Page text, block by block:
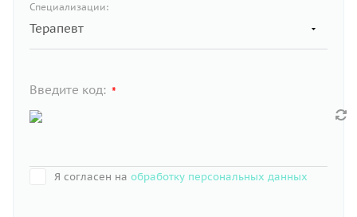
Специализации:
Введите код: *
Я согласен на обработку персональных данных